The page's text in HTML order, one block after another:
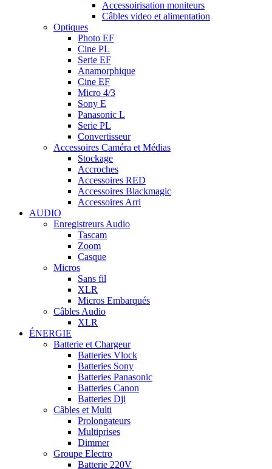
Accessoirisation moniteurs
Câbles video et alimentation
Optiques
Photo EF
Cine PL
Serie EF
Anamorphique
Cine EF
Micro 4/3
Sony E
Panasonic L
Serie PL
Convertisseur
Accessoires Caméra et Médias
Stockage
Accroches
Accessoires RED
Accessoires Blackmagic
Accessoires Arri
AUDIO
Enregistreurs Audio
Tascam
Zoom
Casque
Micros
Sans fil
XLR
Micros Embarqués
Câbles Audio
XLR
ÉNERGIE
Batterie et Chargeur
Batteries Vlock
Batteries Sony
Batteries Panasonic
Batteries Canon
Batteries Dji
Câbles et Multi
Prolongateurs
Multiprises
Dimmer
Groupe Electro
Batterie 220V